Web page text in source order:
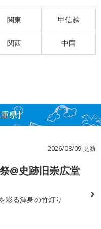
関東 甲信越
関西 中国
県】
2026/08/09 更新
@史跡旧崇広堂
彩る渾身の竹灯り